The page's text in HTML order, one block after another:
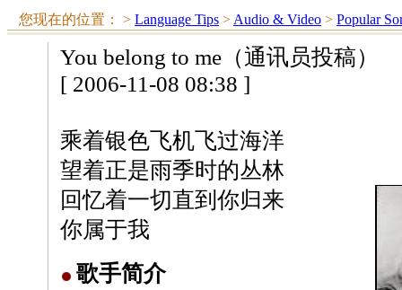
您现在的位置： > Language Tips > Audio & Video > Popular
You belong to me（通讯员投稿）
[ 2006-11-08 08:38 ]
乘着银色飞机飞过海洋
望着正是雨季时的丛林
回忆着一切直到你归来
你属于我
歌手简介